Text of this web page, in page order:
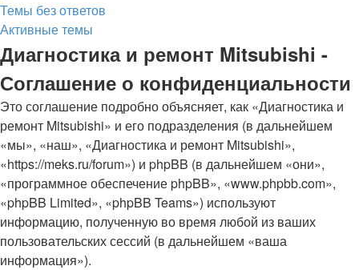
Темы без ответов
Активные темы
Диагностика и ремонт Mitsubishi -
Соглашение о конфиденциальности
Это соглашение подробно объясняет, как «Диагностика и
ремонт Mitsubishi» и его подразделения (в дальнейшем
«мы», «наш», «Диагностика и ремонт Mitsubishi»,
«https://meks.ru/forum») и phpBB (в дальнейшем «они»,
«программное обеспечение phpBB», «www.phpbb.com»,
«phpBB Limited», «phpBB Teams») используют
информацию, полученную во время любой из ваших
пользовательских сессий (в дальнейшем «ваша
информация»).